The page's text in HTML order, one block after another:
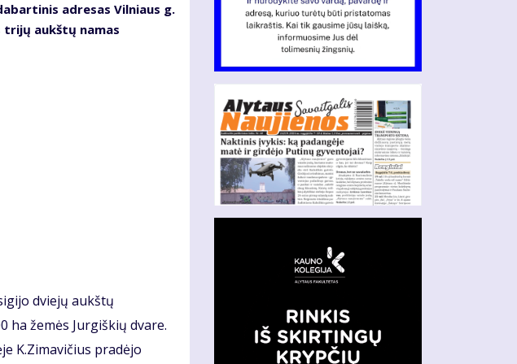
adresas Vilniaus g.
trijų aukštų namas
dviejų aukštų
ha žemės Jurgiškių dvare.
K.Zimavičius pradėjo